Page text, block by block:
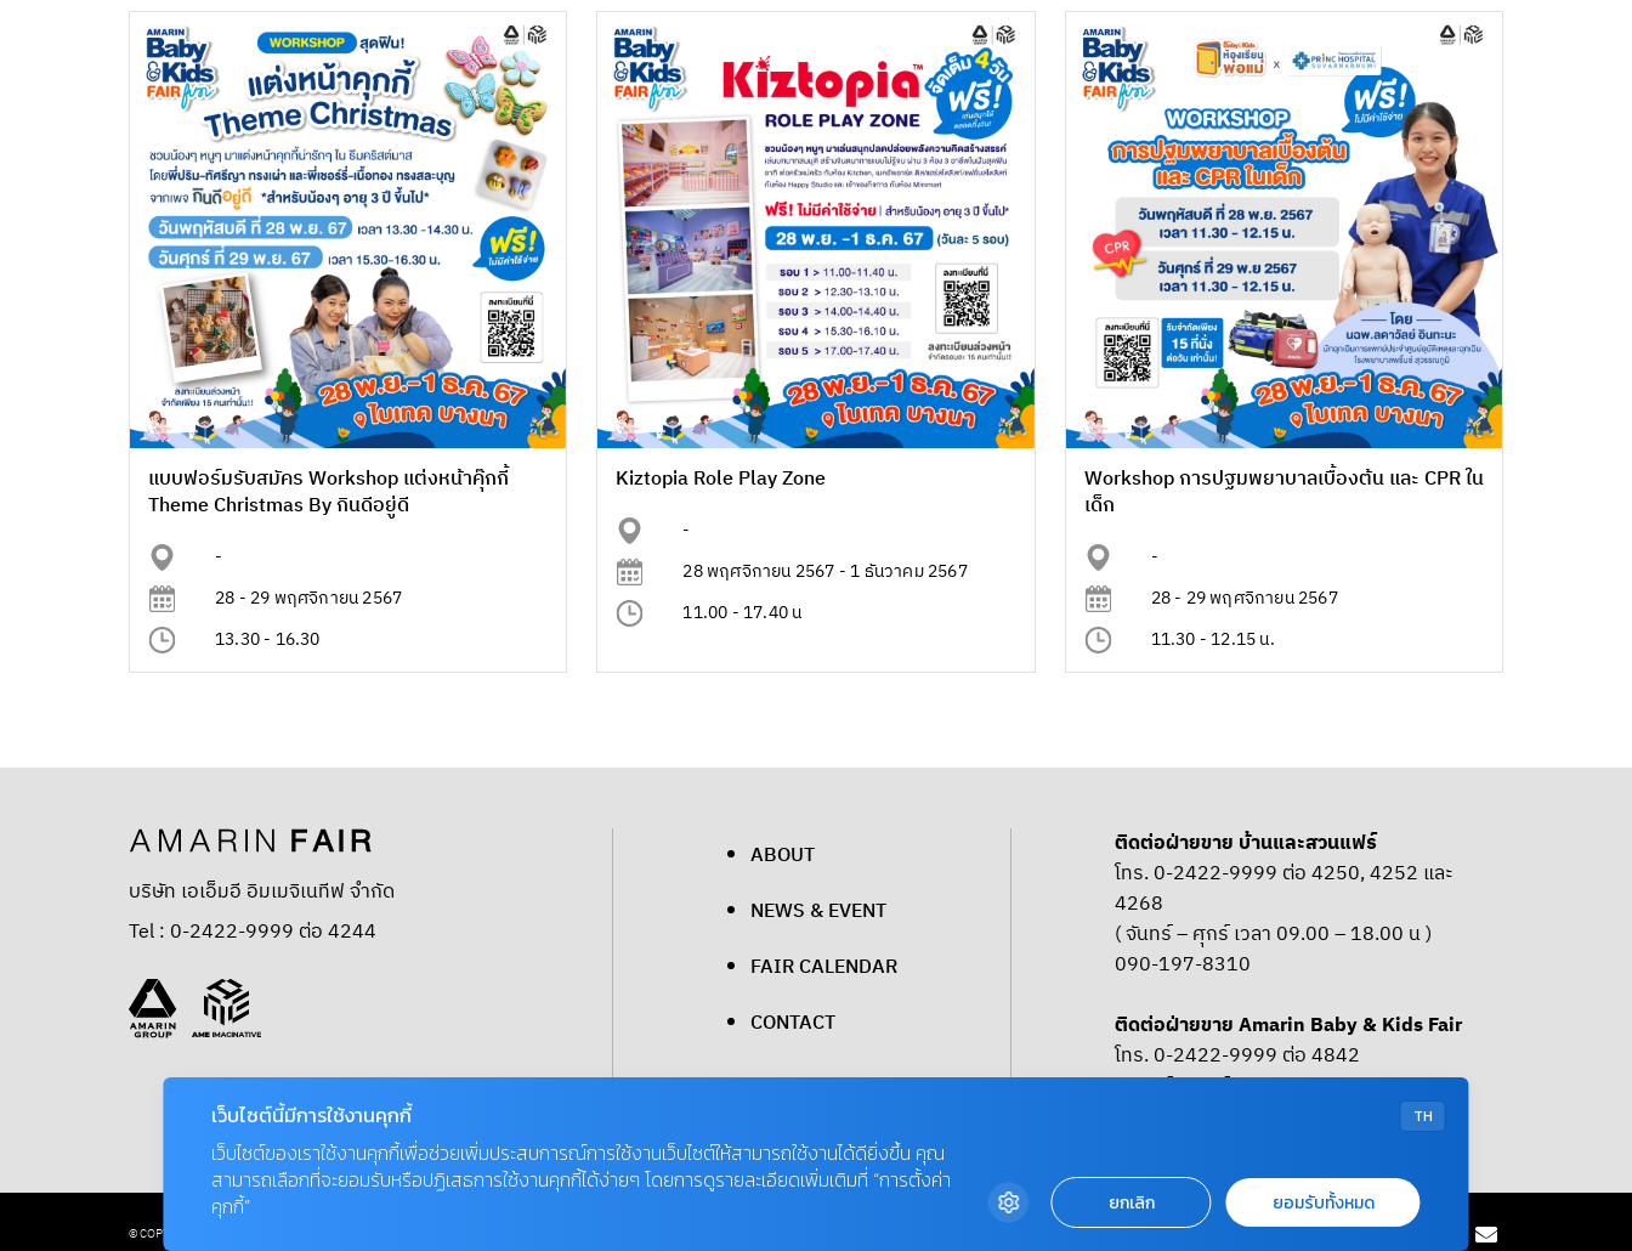
แบบฟอร์มรับสมัคร Workshop แต่งหน้าคุ๊กกี้
Theme Christmas By กินดีอยู่ดี
-
28 - 29 พฤศจิกายน 2567
13.30 - 16.30
Kiztopia Role Play Zone
-
28 พฤศจิกายน 2567 - 1 ธันวาคม 2567
11.00 - 17.40 น
Workshop การปฐมพยาบาลเบื้องต้น และ CPR ใน
เด็ก
-
28 - 29 พฤศจิกายน 2567
11.30 - 12.15 น.
บริษัท เอเอ็มอี อิมเมจิเนทีฟ จำกัด
Tel : 0-2422-9999 ต่อ 4244
ABOUT
NEWS & EVENT
FAIR CALENDAR
CONTACT
ติดต่อฝ่ายขาย บ้านและสวนแฟร์
โทร. 0-2422-9999 ต่อ 4250, 4252 และ
4268
( จันทร์ – ศุกร์ เวลา 09.00 – 18.00 น )
090-197-8310
ติดต่อฝ่ายขาย Amarin Baby & Kids Fair
โทร. 0-2422-9999 ต่อ 4842
( จันทร์ – ศุกร์ เวลา 09.00 – 18.00 น )
© COPYRIGHT 2026 AME IMAGINATIVE COMPANY LIMITED OUR SOCIAL
TH
เว็บไซต์นี้มีการใช้งานคุกกี้
เว็บไซต์ของเราใช้งานคุกกี้เพื่อช่วยเพิ่มประสบการณ์การใช้งานเว็บไซต์ให้สามารถใช้งานได้ดียิ่งขึ้น คุณ
สามารถเลือกที่จะยอมรับหรือปฏิเสธการใช้งานคุกกี้ได้ง่ายๆ โดยการดูรายละเอียดเพิ่มเติมที่ “การตั้งค่า
คุกกี้”
ยกเลิก ยอมรับทั้งหมด